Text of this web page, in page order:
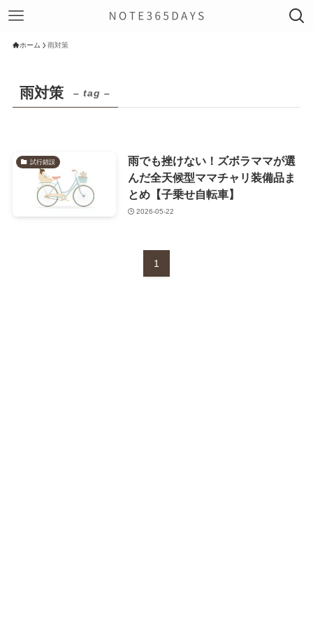
ホーム 雨対策
雨対策 – tag –
試行錯誤
雨でも挫けない！ズボラママが選
んだ全天候型ママチャリ装備品ま
とめ【子乗せ自転車】
2026-05-22
1